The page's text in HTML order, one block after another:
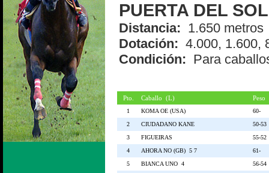
PUERTA DEL
Distancia: 1.650
Dotación: 4.000, 1.600,
Condición: Para
Pto. Caballo (L) Peso
1 KOMA OE (USA)
60-
2
CIUDADANO KANE
50-53
3
FIGUEIRAS
55-52
4
AHORA NO (GB) 5 7
61-
5
BIANCA UNO 4
56-54